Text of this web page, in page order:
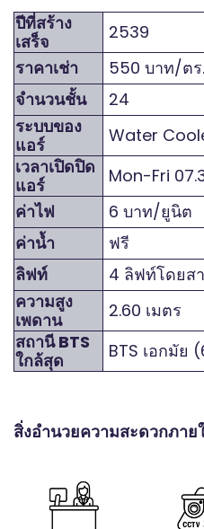
ปีที่สร้าง
เสร็จ
2539
ราคาเช่า
550 บาท/ตร
จำนวนชั้น
24
ระบบของ
แอร์
Water
เวลาเปิดปิด
แอร์
Mon-Fri
ค่าไฟ
6 บาท/ยูนิต
ค่าน้ำ
ฟรี
ลิฟท์
4 ลิฟท์โดยส
ความสูง
เพดาน
2.60 เมตร
สถานี BTS
ใกล้สุด
BTS เอกมัย
สิ่งอำนวยความสะดวกภาย